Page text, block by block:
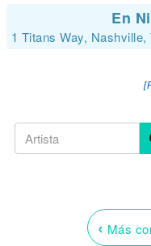
En
1 Titans Way,
‹ Más